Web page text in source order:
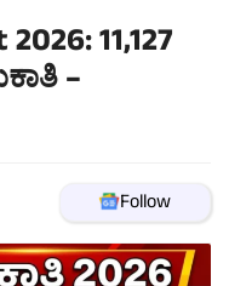
11,127
–
Follow